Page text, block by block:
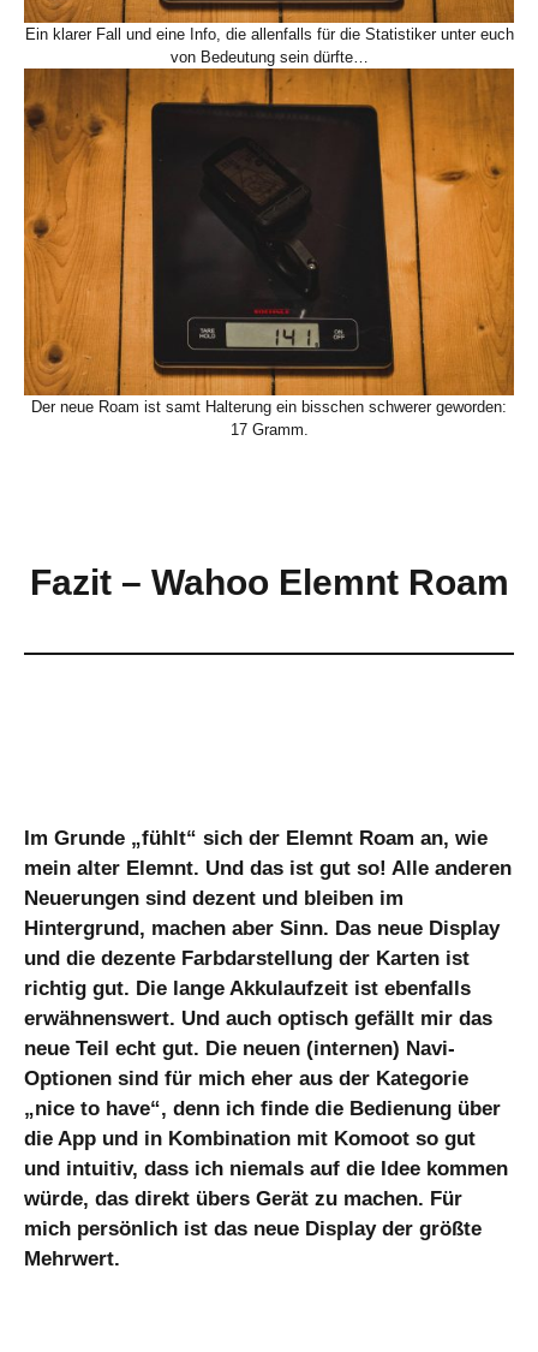
Ein klarer Fall und eine Info, die allenfalls für die Statistiker unter euch
von Bedeutung sein dürfte…
Der neue Roam ist samt Halterung ein bisschen schwerer geworden:
17 Gramm.
Fazit – Wahoo Elemnt Roam
Im Grunde „fühlt“ sich der Elemnt Roam an, wie
mein alter Elemnt. Und das ist gut so! Alle anderen
Neuerungen sind dezent und bleiben im
Hintergrund, machen aber Sinn. Das neue Display
und die dezente Farbdarstellung der Karten ist
richtig gut. Die lange Akkulaufzeit ist ebenfalls
erwähnenswert. Und auch optisch gefällt mir das
neue Teil echt gut. Die neuen (internen) Navi-
Optionen sind für mich eher aus der Kategorie
„nice to have“, denn ich finde die Bedienung über
die App und in Kombination mit Komoot so gut
und intuitiv, dass ich niemals auf die Idee kommen
würde, das direkt übers Gerät zu machen. Für
mich persönlich ist das neue Display der größte
Mehrwert.